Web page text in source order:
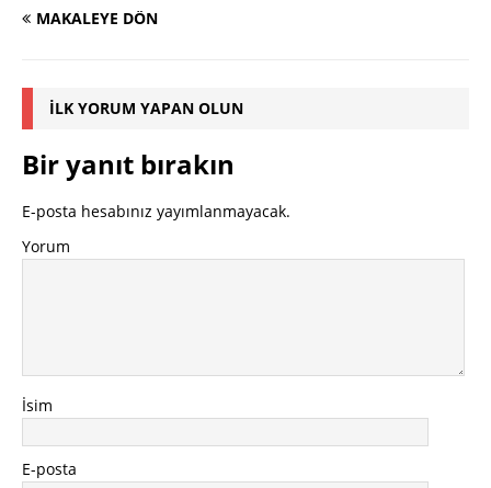
MAKALEYE DÖN
İLK YORUM YAPAN OLUN
Bir yanıt bırakın
E-posta hesabınız yayımlanmayacak.
Yorum
İsim
E-posta